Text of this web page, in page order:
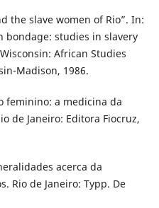
the slave women of Rio”. In:
bondage: studies in slavery
African Studies
Madison, 1986.
feminino: a medicina da
de Janeiro: Editora Fiocruz,
acerca da
Rio de Janeiro: Typp. De